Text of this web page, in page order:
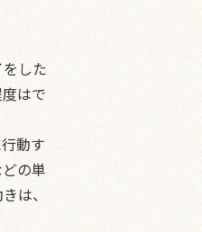
した
はで
動す
の単
は、